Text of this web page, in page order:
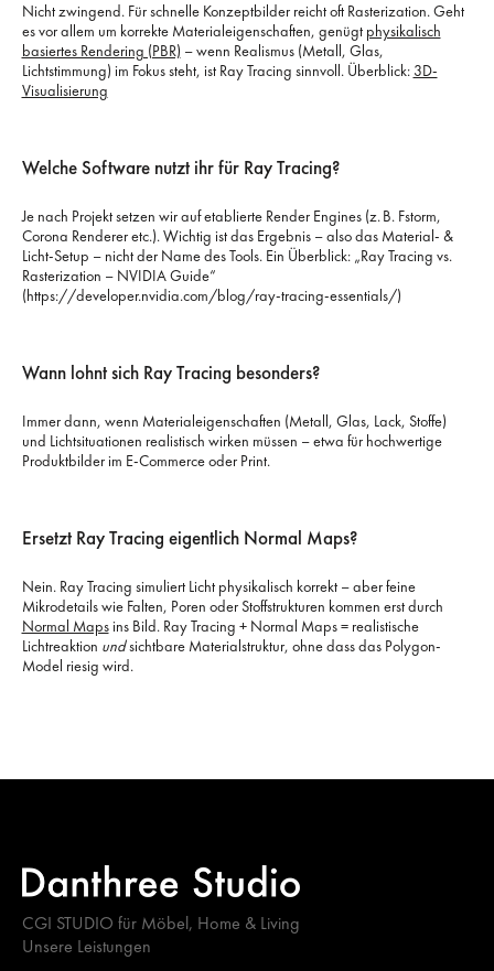
Nicht zwingend. Für schnelle Konzeptbilder reicht oft Rasterization. Geht
es vor allem um korrekte Materialeigenschaften, genügt physikalisch
basiertes Rendering (PBR) – wenn Realismus (Metall, Glas,
Lichtstimmung) im Fokus steht, ist Ray Tracing sinnvoll. Überblick: 3D-
Visualisierung
Welche Software nutzt ihr für Ray Tracing?
Je nach Projekt setzen wir auf etablierte Render Engines (z. B. Fstorm,
Corona Renderer etc.). Wichtig ist das Ergebnis – also das Material- &
Licht-Setup – nicht der Name des Tools. Ein Überblick: „Ray Tracing vs.
Rasterization – NVIDIA Guide“
(https://developer.nvidia.com/blog/ray-tracing-essentials/)
Wann lohnt sich Ray Tracing besonders?
Immer dann, wenn Materialeigenschaften (Metall, Glas, Lack, Stoffe)
und Lichtsituationen realistisch wirken müssen – etwa für hochwertige
Produktbilder im E‑Commerce oder Print.
Ersetzt Ray Tracing eigentlich Normal Maps?
Nein. Ray Tracing simuliert Licht physikalisch korrekt – aber feine
Mikrodetails wie Falten, Poren oder Stoffstrukturen kommen erst durch
Normal Mapsins Bild. Ray Tracing + Normal Maps = realistische
Lichtreaktion undsichtbare Materialstruktur, ohne dass das Polygon-
Model riesig wird.
CGI STUDIO für Möbel, Home & Living
Unsere Leistungen